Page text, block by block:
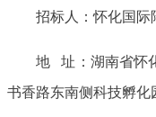
招标人：怀化国
地 址：湖南省怀
书香路东南侧科技孵